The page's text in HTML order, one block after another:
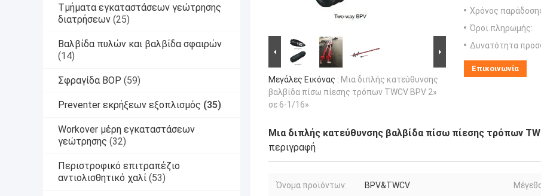
Τμήματα εγκαταστάσεων γεώτρησης
διατρήσεων (25)
Βαλβίδα πυλών και βαλβίδα σφαιρών
(14)
Σφραγίδα BOP (59)
Preventer εκρήξεων εξοπλισμός (35)
Workover μέρη εγκαταστάσεων
γεώτρησης (32)
Περιστροφικό επιτραπέζιο
αντιολισθητικό χαλί (53)
Μεγάλες Εικόνας : Μια διπλής κατεύθυνσης
βαλβίδα πίσω πίεσης τρόπων TWCV BPV 2»
σε 6-1/16»
Χρόνος
Όροι πληρωμής:
Δυνατότητα
Επικοινωνία
Μια διπλής κατεύθυνσης βαλβίδα πίσω πίεσης τρόπων
περιγραφή
Όνομα προϊόντων: BPV&TWCV